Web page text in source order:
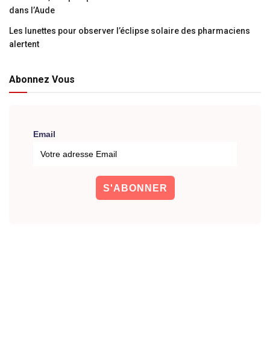
dans l’Aude
Les lunettes pour observer l’éclipse solaire des pharmaciens
alertent
Abonnez Vous
Email